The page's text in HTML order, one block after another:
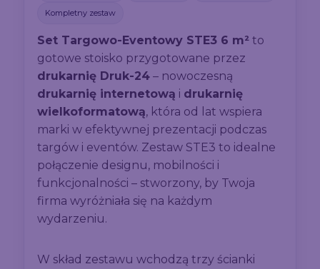
Kompletny zestaw
Set Targowo-Eventowy STE3 6 m² to
gotowe stoisko przygotowane przez
drukarnię Druk-24 – nowoczesną
drukarnię internetową i drukarnię
wielkoformatową, która od lat wspiera
marki w efektywnej prezentacji podczas
targów i eventów. Zestaw STE3 to idealne
połączenie designu, mobilności i
funkcjonalności – stworzony, by Twoja
firma wyróżniała się na każdym
wydarzeniu.
W skład zestawu wchodzą trzy ścianki